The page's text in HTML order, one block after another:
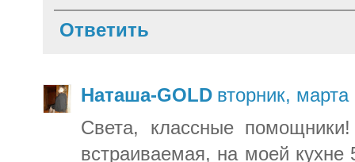
Ответить
Наташа-GOLD вторник,
Света, классные
встраиваемая, на моей